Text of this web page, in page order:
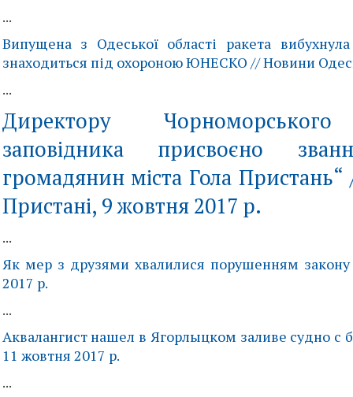
...
Випущена з Одеської області ракета
знаходиться під охороною ЮНЕСКО // Новини
...
Директору Чорноморського
заповідника присвоєно
громадянин міста Гола
Пристані, 9 жовтня 2017 р.
...
Як мер з друзями хвалилися порушенням
2017 р.
...
Аквалангист нашел в Ягорлыцком заливе судно
11 жовтня 2017 р.
...